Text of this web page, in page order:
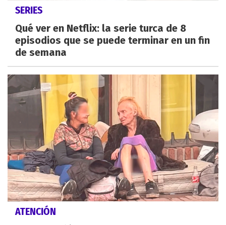
SERIES
Qué ver en Netflix: la serie turca de 8
episodios que se puede terminar en un fin
de semana
ATENCIÓN